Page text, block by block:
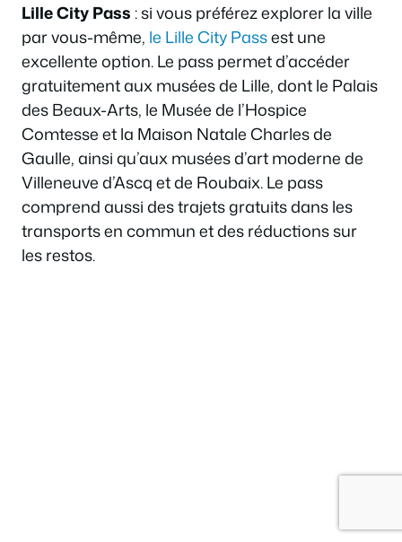
Lille City Pass : si vous préférez explorer la ville
par vous-même, le Lille City Passest une
excellente option. Le pass permet d’accéder
gratuitement aux musées de Lille, dont le Palais
des Beaux-Arts, le Musée de l’Hospice
Comtesse et la Maison Natale Charles de
Gaulle, ainsi qu’aux musées d’art moderne de
Villeneuve d’Ascq et de Roubaix. Le pass
comprend aussi des trajets gratuits dans les
transports en commun et des réductions sur
les restos.